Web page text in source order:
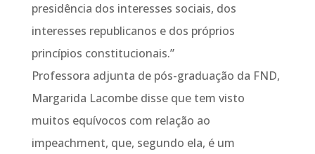
presidência dos interesses sociais, dos
interesses republicanos e dos próprios
princípios constitucionais.”
Professora adjunta de pós-graduação da FND,
Margarida Lacombe disse que tem visto
muitos equívocos com relação ao
impeachment, que, segundo ela, é um